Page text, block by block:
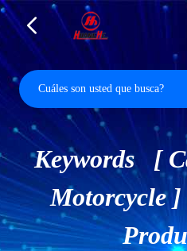
Keywords [
Motorcycle